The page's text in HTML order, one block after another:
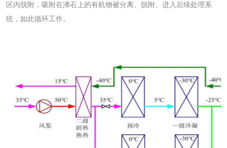
区内脱附，吸附在沸石上的有机物被分离、脱附、进入后续处理系
统，如此循环工作。